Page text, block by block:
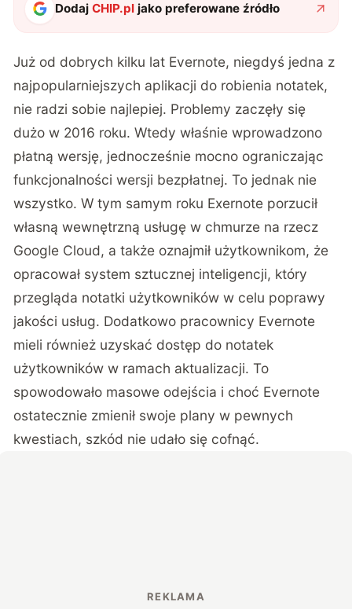
DodajCHIP.pl jako preferowane źródło
Już od dobrych kilku lat Evernote, niegdyś jedna z
najpopularniejszych aplikacji do robienia notatek,
nie radzi sobie najlepiej. Problemy zaczęły się
dużo w 2016 roku. Wtedy właśnie wprowadzono
płatną wersję, jednocześnie mocno ograniczając
funkcjonalności wersji bezpłatnej. To jednak nie
wszystko. W tym samym roku Exernote porzucił
własną wewnętrzną usługę w chmurze na rzecz
Google Cloud, a także oznajmił użytkownikom, że
opracował system sztucznej inteligencji, który
przegląda notatki użytkowników w celu poprawy
jakości usług. Dodatkowo pracownicy Evernote
mieli również uzyskać dostęp do notatek
użytkowników w ramach aktualizacji. To
spowodowało masowe odejścia i choć Evernote
ostatecznie zmienił swoje plany w pewnych
kwestiach, szkód nie udało się cofnąć.